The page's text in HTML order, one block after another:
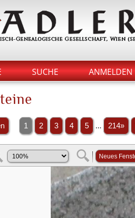
SUCHE ANMELDEN
1 2 3 4 5 ... 214»